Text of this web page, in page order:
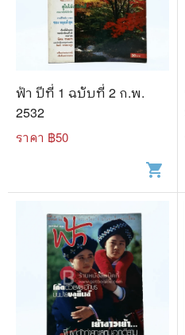
ฟ้า ปีที่ 1 ฉบับที่ 2 ก.พ.
2532
ราคา ฿50
shopping_cart
🐲 หนังสือเด็ก
📕 นิตยสาร
🌎 International Books
🎲 Board Game
📅 สินค้าอื่นๆ